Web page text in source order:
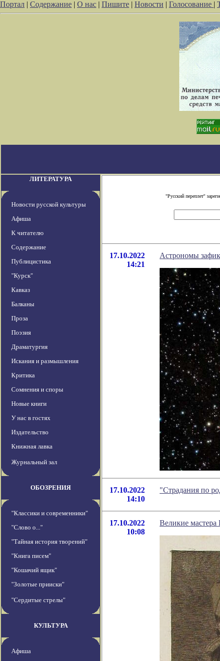
Портал | Содержание | О нас | Пишите | Новости | Голосование |
ЛИТЕРАТУРА
Новости русской культуры
Афиша
К читателю
Содержание
Публицистика
"Курск"
Кавказ
Балканы
Проза
Поэзия
Драматургия
Искания и размышления
Критика
Сомнения и споры
Новые книги
У нас в гостях
Издательство
Книжная лавка
Журнальный зал
ОБОЗРЕНИЯ
"Классики и современники"
"Слово о..."
"Тайная история творений"
"Книга писем"
"Кошачий ящик"
"Золотые прииски"
"Сердитые стрелы"
КУЛЬТУРА
Афиша
"Русский переплет"
17.10.2022
14:21
Астрономы
17.10.2022
14:10
"Страдания по
17.10.2022
10:08
Великие